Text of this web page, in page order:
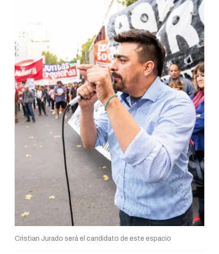
Cristian Jurado será el candidato de este espacio